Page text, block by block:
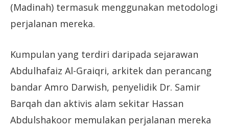
(Madinah) termasuk menggunakan metodologi
perjalanan mereka.
Kumpulan yang terdiri daripada sejarawan
Abdulhafaiz Al-Graiqri, arkitek dan perancang
bandar Amro Darwish, penyelidik Dr. Samir
Barqah dan aktivis alam sekitar Hassan
Abdulshakoor memulakan perjalanan mereka